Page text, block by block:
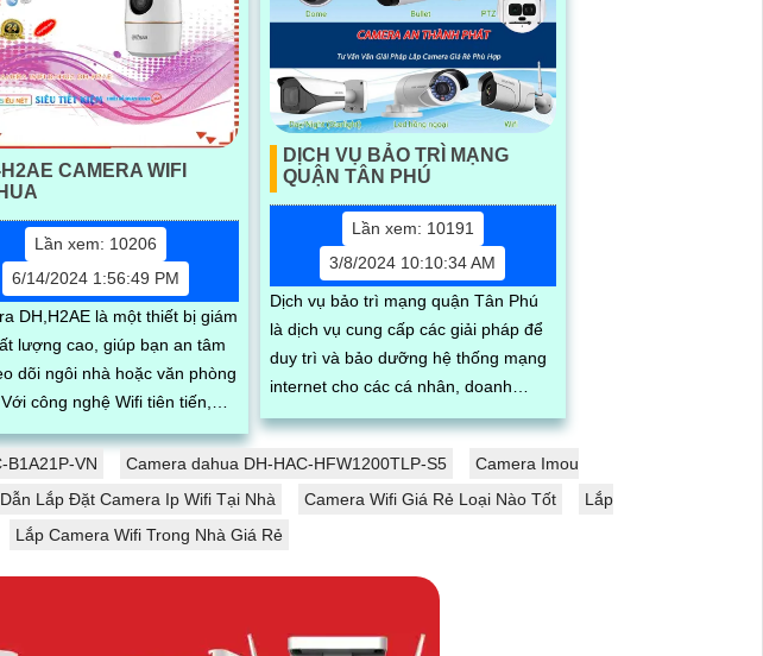
CAMERA WIFI
Lần xem: 10206
6/14/2024 1:56:49 PM
DH,H2AE là một thiết bị giám
lượng cao, giúp bạn an tâm
dõi ngôi nhà hoặc văn phòng
thể dễ dàng kết nối và kiểm
xa thông qua ứng dụng di
bằng vài thao tác đơn giản
DỊCH VỤ BẢO TRÌ MẠNG
QUẬN TÂN PHÚ
Lần xem: 10191
3/8/2024 10:10:34 AM
Dịch vụ bảo trì mạng quận Tân Phú
là dịch vụ cung cấp các giải pháp để
duy trì và bảo dưỡng hệ thống mạng
internet cho các cá nhân, doanh
nghiệp, tổ chức tại quận Tân Phú,
B1A21P-VN Camera dahua DH-HAC-HFW1200TLP-S5
Camera Imou
Lắp Đặt Camera Ip Wifi Tại Nhà Camera Wifi Giá Rẻ Loại Nào Tốt
Lắp
Lắp Camera Wifi Trong Nhà Giá Rẻ